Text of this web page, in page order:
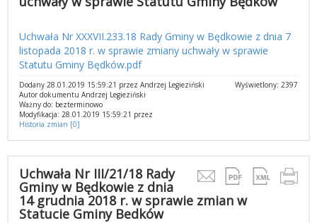
Uchwała Nr XXXVII.233.18 Rady Gminy w Będkowie z dnia 7
listopada 2018 r. w sprawie zmiany uchwały w sprawie
Statutu Gminy Będków.pdf
Wyświetlony: 2397
Dodany 28.01.2019 15:59:21 przez Andrzej Legieziński
Autor dokumentu Andrzej Legieziński
Ważny do: bezterminowo
Modyfikacja: 28.01.2019 15:59:21 przez
Historia zmian [0]
Uchwała Nr III/21/18 Rady
Gminy w Będkowie z dnia
14 grudnia 2018 r. w sprawie zmian w
Statucie Gminy Bedków